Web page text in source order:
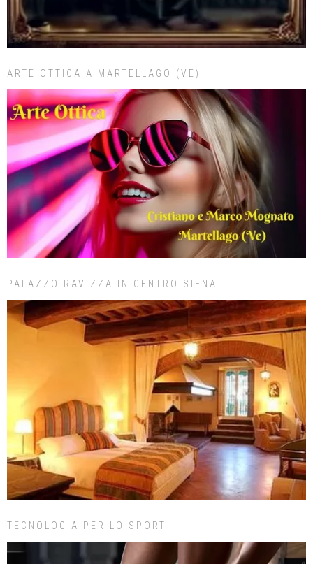
ARTE OTTICA A MARTELLAGO (VE)
PALAZZO RAVIZZA IN CENTRO SIENA
TECNOLOGIA PER LO SPORT